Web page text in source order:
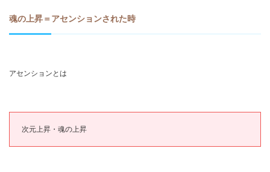
魂の上昇＝アセンションされた時
アセンションとは
次元上昇・魂の上昇